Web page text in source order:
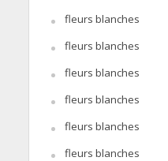
fleurs blanches
fleurs blanches
fleurs blanches
fleurs blanches
fleurs blanches
fleurs blanches